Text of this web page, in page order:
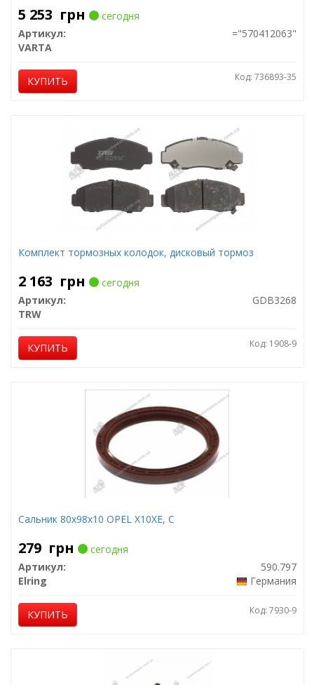
5 253 грн
сегодня
Артикул:
="570412063"
VARTA
КУПИТЬ Код: 736893-35
Комплект тормозных колодок, дисковый тормоз
2 163 грн
сегодня
Артикул:
GDB3268
TRW
КУПИТЬ Код: 1908-9
Сальник 80x98x10 OPEL X10XE, C
279 грн
сегодня
Артикул:
590.797
Elring
Германия
КУПИТЬ Код: 7930-9